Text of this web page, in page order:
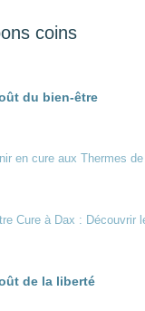
coins
du bien-être
en cure aux Thermes
Cure à Dax : Découvrir
de la liberté
à table